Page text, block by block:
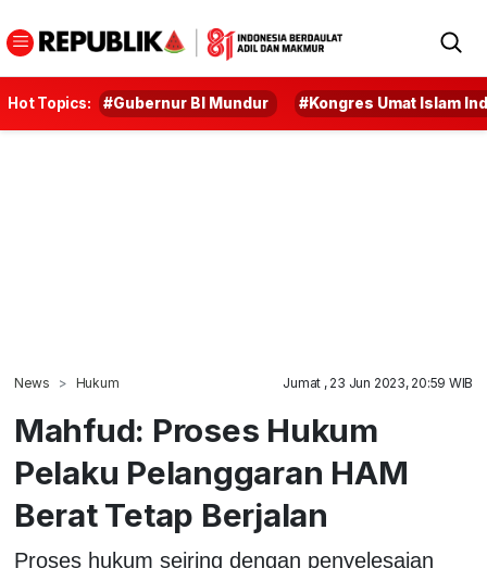
Hot Topics: #Gubernur BI Mundur #Kongres Umat Islam
News Hukum Jumat , 23 Jun 2023, 20:59 WIB
Mahfud: Proses Hukum
Pelaku Pelanggaran HAM
Berat Tetap Berjalan
Proses hukum seiring dengan penyelesaian